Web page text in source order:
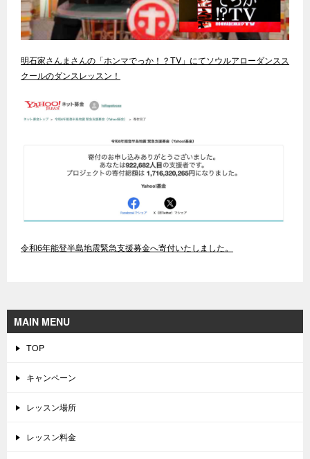
明石家さんまさんの「ホンマでっか！？TV」にてソウルアローダンスス
クールのダンスレッスン！
令和6年能登半島地震緊急支援募金へ寄付いたしました。
MAIN MENU
TOP
キャンペーン
レッスン場所
レッスン料金